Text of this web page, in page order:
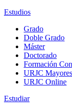
Estudios
Grado
Doble Grado
Máster
Doctorado
Formación
URJC Mayores
URJC Online
Estudiar